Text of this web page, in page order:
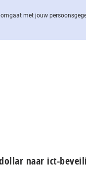
met jouw
naar ict-